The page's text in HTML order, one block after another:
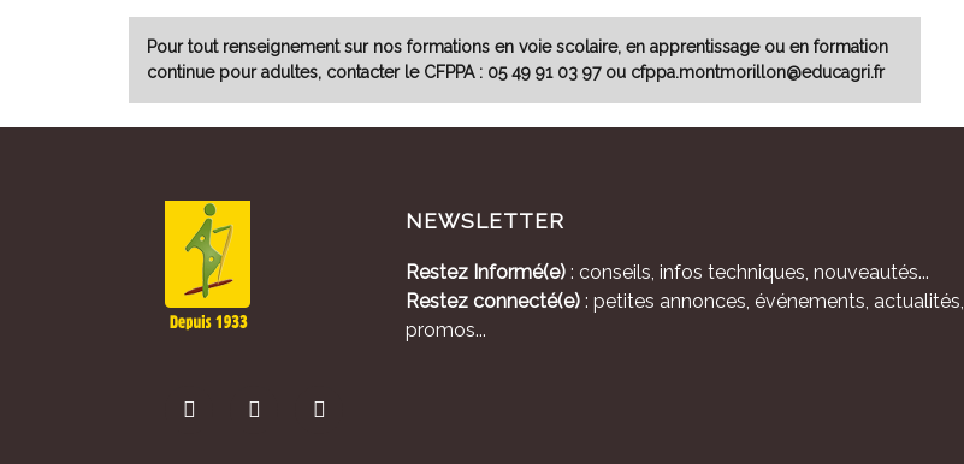
Pour tout renseignement sur nos formations en voie scolaire, en apprentissage ou en formation
continue pour adultes, contacter le CFPPA : 05 49 91 03 97 ou cfppa.montmorillon@educagri.fr
NEWSLETTER
Restez Informé(e) : conseils, infos techniques, nouveautés...
Restez connecté(e) : petites annonces, événements, actualités,
promos...